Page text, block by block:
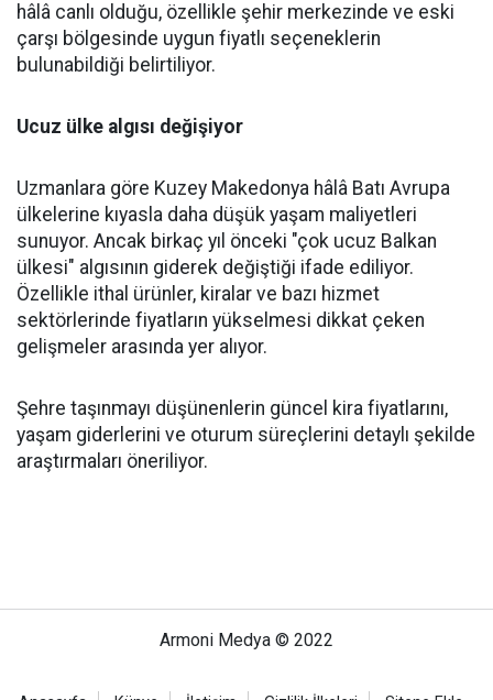
hâlâ canlı olduğu, özellikle şehir merkezinde ve eski
çarşı bölgesinde uygun fiyatlı seçeneklerin
bulunabildiği belirtiliyor.
Ucuz ülke algısı değişiyor
Uzmanlara göre Kuzey Makedonya hâlâ Batı Avrupa
ülkelerine kıyasla daha düşük yaşam maliyetleri
sunuyor. Ancak birkaç yıl önceki "çok ucuz Balkan
ülkesi" algısının giderek değiştiği ifade ediliyor.
Özellikle ithal ürünler, kiralar ve bazı hizmet
sektörlerinde fiyatların yükselmesi dikkat çeken
gelişmeler arasında yer alıyor.
Şehre taşınmayı düşünenlerin güncel kira fiyatlarını,
yaşam giderlerini ve oturum süreçlerini detaylı şekilde
araştırmaları öneriliyor.
Armoni Medya © 2022